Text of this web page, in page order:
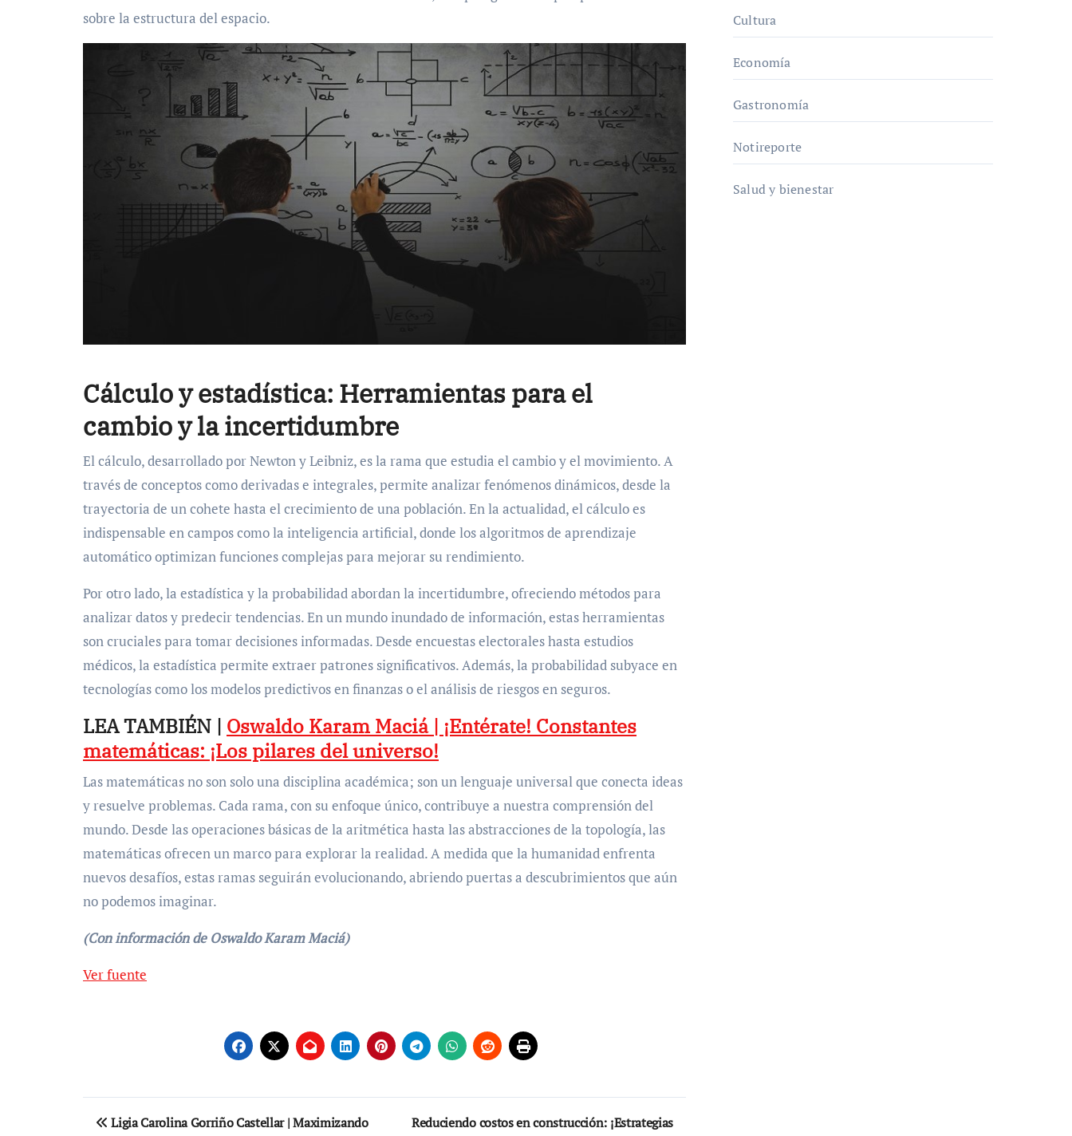
sobre la estructura del espacio.
Cálculo y estadística: Herramientas para el
cambio y la incertidumbre
El cálculo, desarrollado por Newton y Leibniz, es la rama que estudia el cambio y el movimiento. A
través de conceptos como derivadas e integrales, permite analizar fenómenos dinámicos, desde la
trayectoria de un cohete hasta el crecimiento de una población. En la actualidad, el cálculo es
indispensable en campos como la inteligencia artificial, donde los algoritmos de aprendizaje
automático optimizan funciones complejas para mejorar su rendimiento.
Por otro lado, la estadística y la probabilidad abordan la incertidumbre, ofreciendo métodos para
analizar datos y predecir tendencias. En un mundo inundado de información, estas herramientas
son cruciales para tomar decisiones informadas. Desde encuestas electorales hasta estudios
médicos, la estadística permite extraer patrones significativos. Además, la probabilidad subyace en
tecnologías como los modelos predictivos en finanzas o el análisis de riesgos en seguros.
LEA TAMBIÉN | Oswaldo Karam Maciá | ¡Entérate! Constantes
matemáticas: ¡Los pilares del universo!
Las matemáticas no son solo una disciplina académica; son un lenguaje universal que conecta ideas
y resuelve problemas. Cada rama, con su enfoque único, contribuye a nuestra comprensión del
mundo. Desde las operaciones básicas de la aritmética hasta las abstracciones de la topología, las
matemáticas ofrecen un marco para explorar la realidad. A medida que la humanidad enfrenta
nuevos desafíos, estas ramas seguirán evolucionando, abriendo puertas a descubrimientos que aún
no podemos imaginar.
(Con información de Oswaldo Karam Maciá)
Navegación
Ver fuente
Navegación
Ligia Carolina Gorriño Castellar | Maximizando Reduciendo costos en construcción: ¡Estrategias
Cultura
Economía
Gastronomía
Notireporte
Salud y bienestar